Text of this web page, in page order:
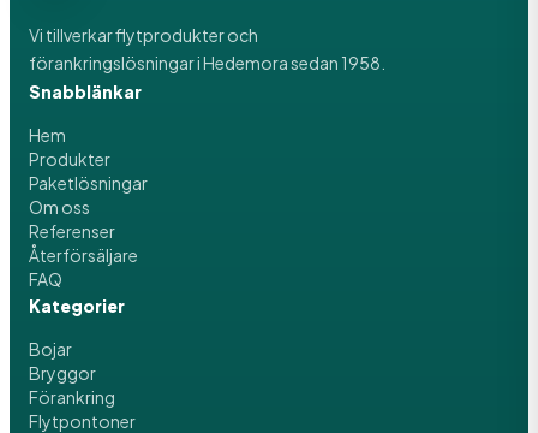
Vi tillverkar flytprodukter och
förankringslösningar i Hedemora sedan 1958.
Snabblänkar
Hem
Produkter
Paketlösningar
Om oss
Referenser
Återförsäljare
FAQ
Kategorier
Bojar
Bryggor
Förankring
Flytpontoner